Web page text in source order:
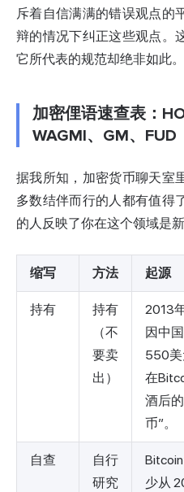
斥着自信满满的错误观点的
辩的情况下纠正这些观点。
它所代表的规范却绝非如此。
加密俚语速查表：
WAGMI、GM、FUD
据我所知，加密货币聊天室
多数结伴而行的人都有值得
的人反映了你在这个领域是新
缩写 方法 起源
持有
持有
（不
要卖
出）
2013
因中
550美
在
酒后
币”。
自查
自行
研究
少从